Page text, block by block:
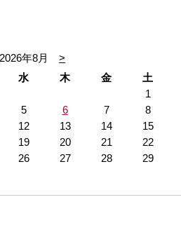
2026年8月
>
水 木 金
土
1
5 6 7
8
12 13 14
15
19 20 21
22
26 27 28
29